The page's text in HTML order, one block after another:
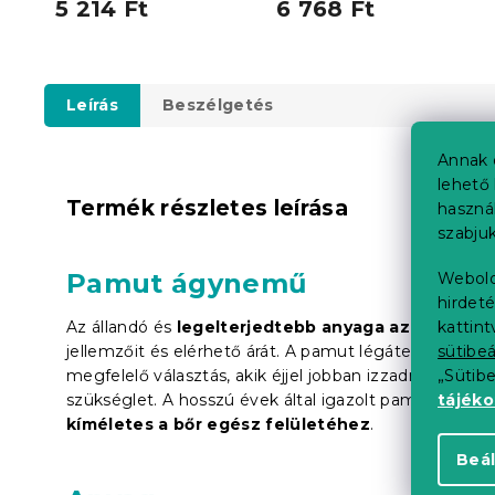
Annak
lehető
ingyenes
5 214 Ft 6 768 Ft
Leírás Beszélgetés
Termék részletes leírása
Pamut ágynemű
Az állandó és legelterjedtebb anyaga az
jellemzőit és elérhető árát. A pamut légáteresztő,
megfelelő választás, akik éjjel jobban izzadnak.
szükséglet. A hosszú évek által igazolt pamut
kíméletes a bőr egész felületéhez.